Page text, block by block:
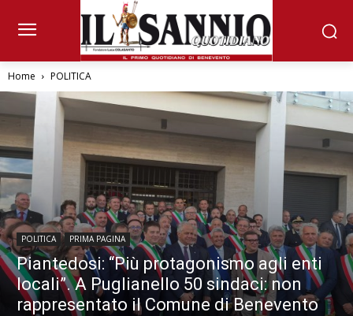
Home POLITICA
POLITICA PRIMA PAGINA
Piantedosi: “Più protagonismo agli enti
locali”. A Puglianello 50 sindaci: non
rappresentato il Comune di Benevento